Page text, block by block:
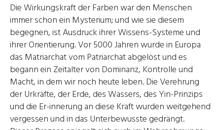
Die Wirkungskraft der Farben war den Menschen
immer schon ein Mysterium; und wie sie diesem
begegnen, ist Ausdruck ihrer Wissens-Systeme und
ihrer Orientierung. Vor 5000 Jahren wurde in Europa
das Matriarchat vom Patriarchat abgelöst und es
begann ein Zeitalter von Dominanz, Kontrolle und
Macht, in dem wir noch heute leben. Die Verehrung
der Urkräfte, der Erde, des Wassers, des Yin-Prinzips
und die Er-innerung an diese Kraft wurden weitgehend
vergessen und in das Unterbewusste gedrängt.